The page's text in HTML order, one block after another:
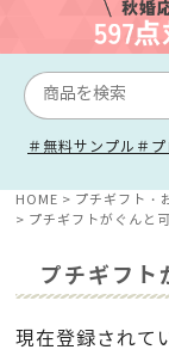
＃無料サンプル ＃
HOME
プチギフト・
プチギフトがぐんと
プチギフト
現在登録されて